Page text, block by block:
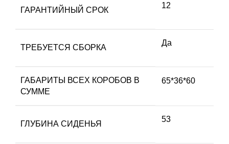
ГАРАНТИЙНЫЙ СРОК
12
ТРЕБУЕТСЯ СБОРКА
Да
ГАБАРИТЫ ВСЕХ КОРОБОВ В
СУММЕ
65*36*60
ГЛУБИНА СИДЕНЬЯ
53